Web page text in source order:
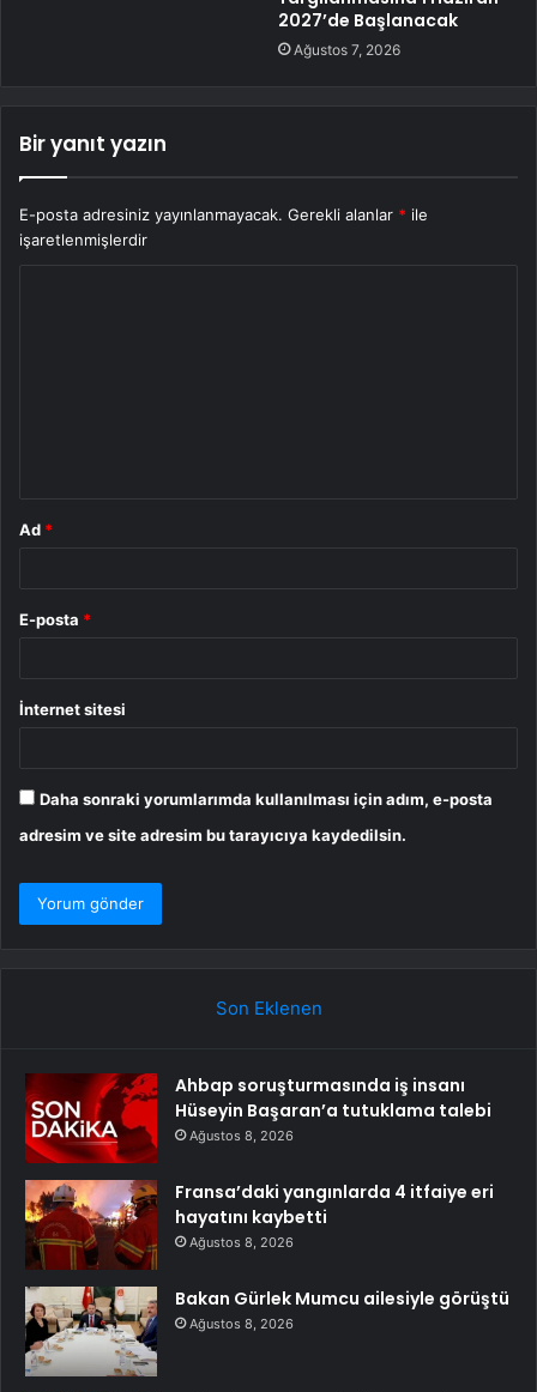
2027’de Başlanacak
Ağustos 7, 2026
Bir yanıt yazın
E-posta adresiniz yayınlanmayacak. Gerekli alanlar * ile
işaretlenmişlerdir
Ad *
E-posta *
İnternet sitesi
Daha sonraki yorumlarımda kullanılması için adım, e-posta
adresim ve site adresim bu tarayıcıya kaydedilsin.
Son Eklenen
Ahbap soruşturmasında iş insanı
Hüseyin Başaran’a tutuklama talebi
Ağustos 8, 2026
Fransa’daki yangınlarda 4 itfaiye eri
hayatını kaybetti
Ağustos 8, 2026
Bakan Gürlek Mumcu ailesiyle görüştü
Ağustos 8, 2026